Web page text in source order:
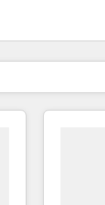
現在の場所
ペー